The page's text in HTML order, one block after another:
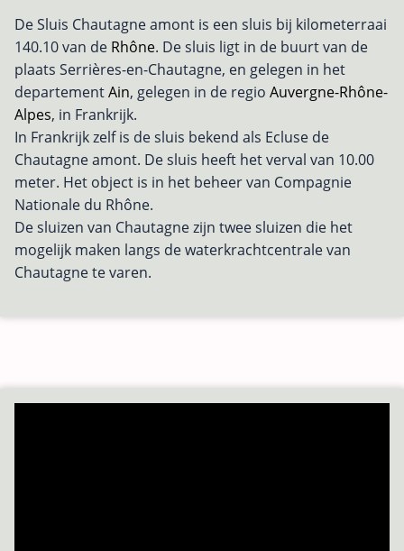
De Sluis Chautagne amont is een sluis bij kilometerraai
140.10 van de Rhône. De sluis ligt in de buurt van de
plaats Serrières-en-Chautagne, en gelegen in het
departementAin, gelegen in de regio Auvergne-Rhône-
Alpes, in Frankrijk.
In Frankrijk zelf is de sluis bekend als Ecluse de
Chautagne amont. De sluis heeft het verval van 10.00
meter. Het object is in het beheer van Compagnie
Nationale du Rhône.
De sluizen van Chautagne zijn twee sluizen die het
mogelijk maken langs de waterkrachtcentrale van
Chautagne te varen.